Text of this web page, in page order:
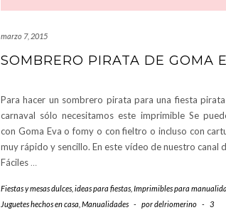
marzo 7, 2015
SOMBRERO PIRATA DE GOMA
Para hacer un sombrero pirata para una fiesta
carnaval sólo necesitamos este imprimible Se
con Goma Eva o fomy o con fieltro o incluso con
muy rápido y sencillo. En este vídeo de nuestro canal
Fáciles…
Fiestas y mesas dulces ideas para fiestas Imprimibles para
Juguetes hechos en casa Manualidades - pordelriomerino -
3